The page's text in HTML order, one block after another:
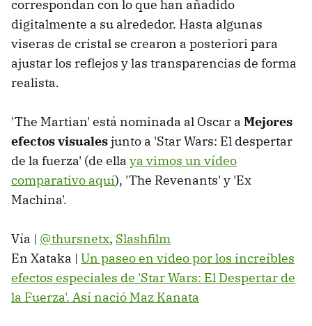
correspondan con lo que han añadido
digitalmente a su alrededor. Hasta algunas
viseras de cristal se crearon a posteriori para
ajustar los reflejos y las transparencias de forma
realista.
'The Martian' está nominada al Oscar a Mejores
efectos visualesjunto a 'Star Wars: El despertar
de la fuerza' (de ella ya vimos un vídeo
comparativo aquí), 'The Revenants' y 'Ex
Machina'.
Vía | @thursnetx, Slashfilm
En Xataka | Un paseo en vídeo por los increíbles
efectos especiales de 'Star Wars: El Despertar de
la Fuerza'. Así nació Maz Kanata